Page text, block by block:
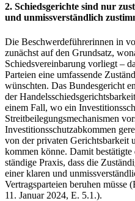
2. Schiedsgerichte sind nur
und unmissverständlich
Die Beschwerdeführerinnen in
zunächst auf den Grundsatz,
Schiedsvereinbarung vorliegt –
Parteien eine umfassende
wünschten. Das Bundesgericht
der
einem Fall, wo ein
Streitbeilegungsmechanismen
Investitionsschutzabkommen
von der privaten Gerichtsbarkeit
kommen könne. Damit
ständige Praxis, dass die
einer klaren und
Vertragsparteien beruhen
11. Januar 2024, E. 5.1.).